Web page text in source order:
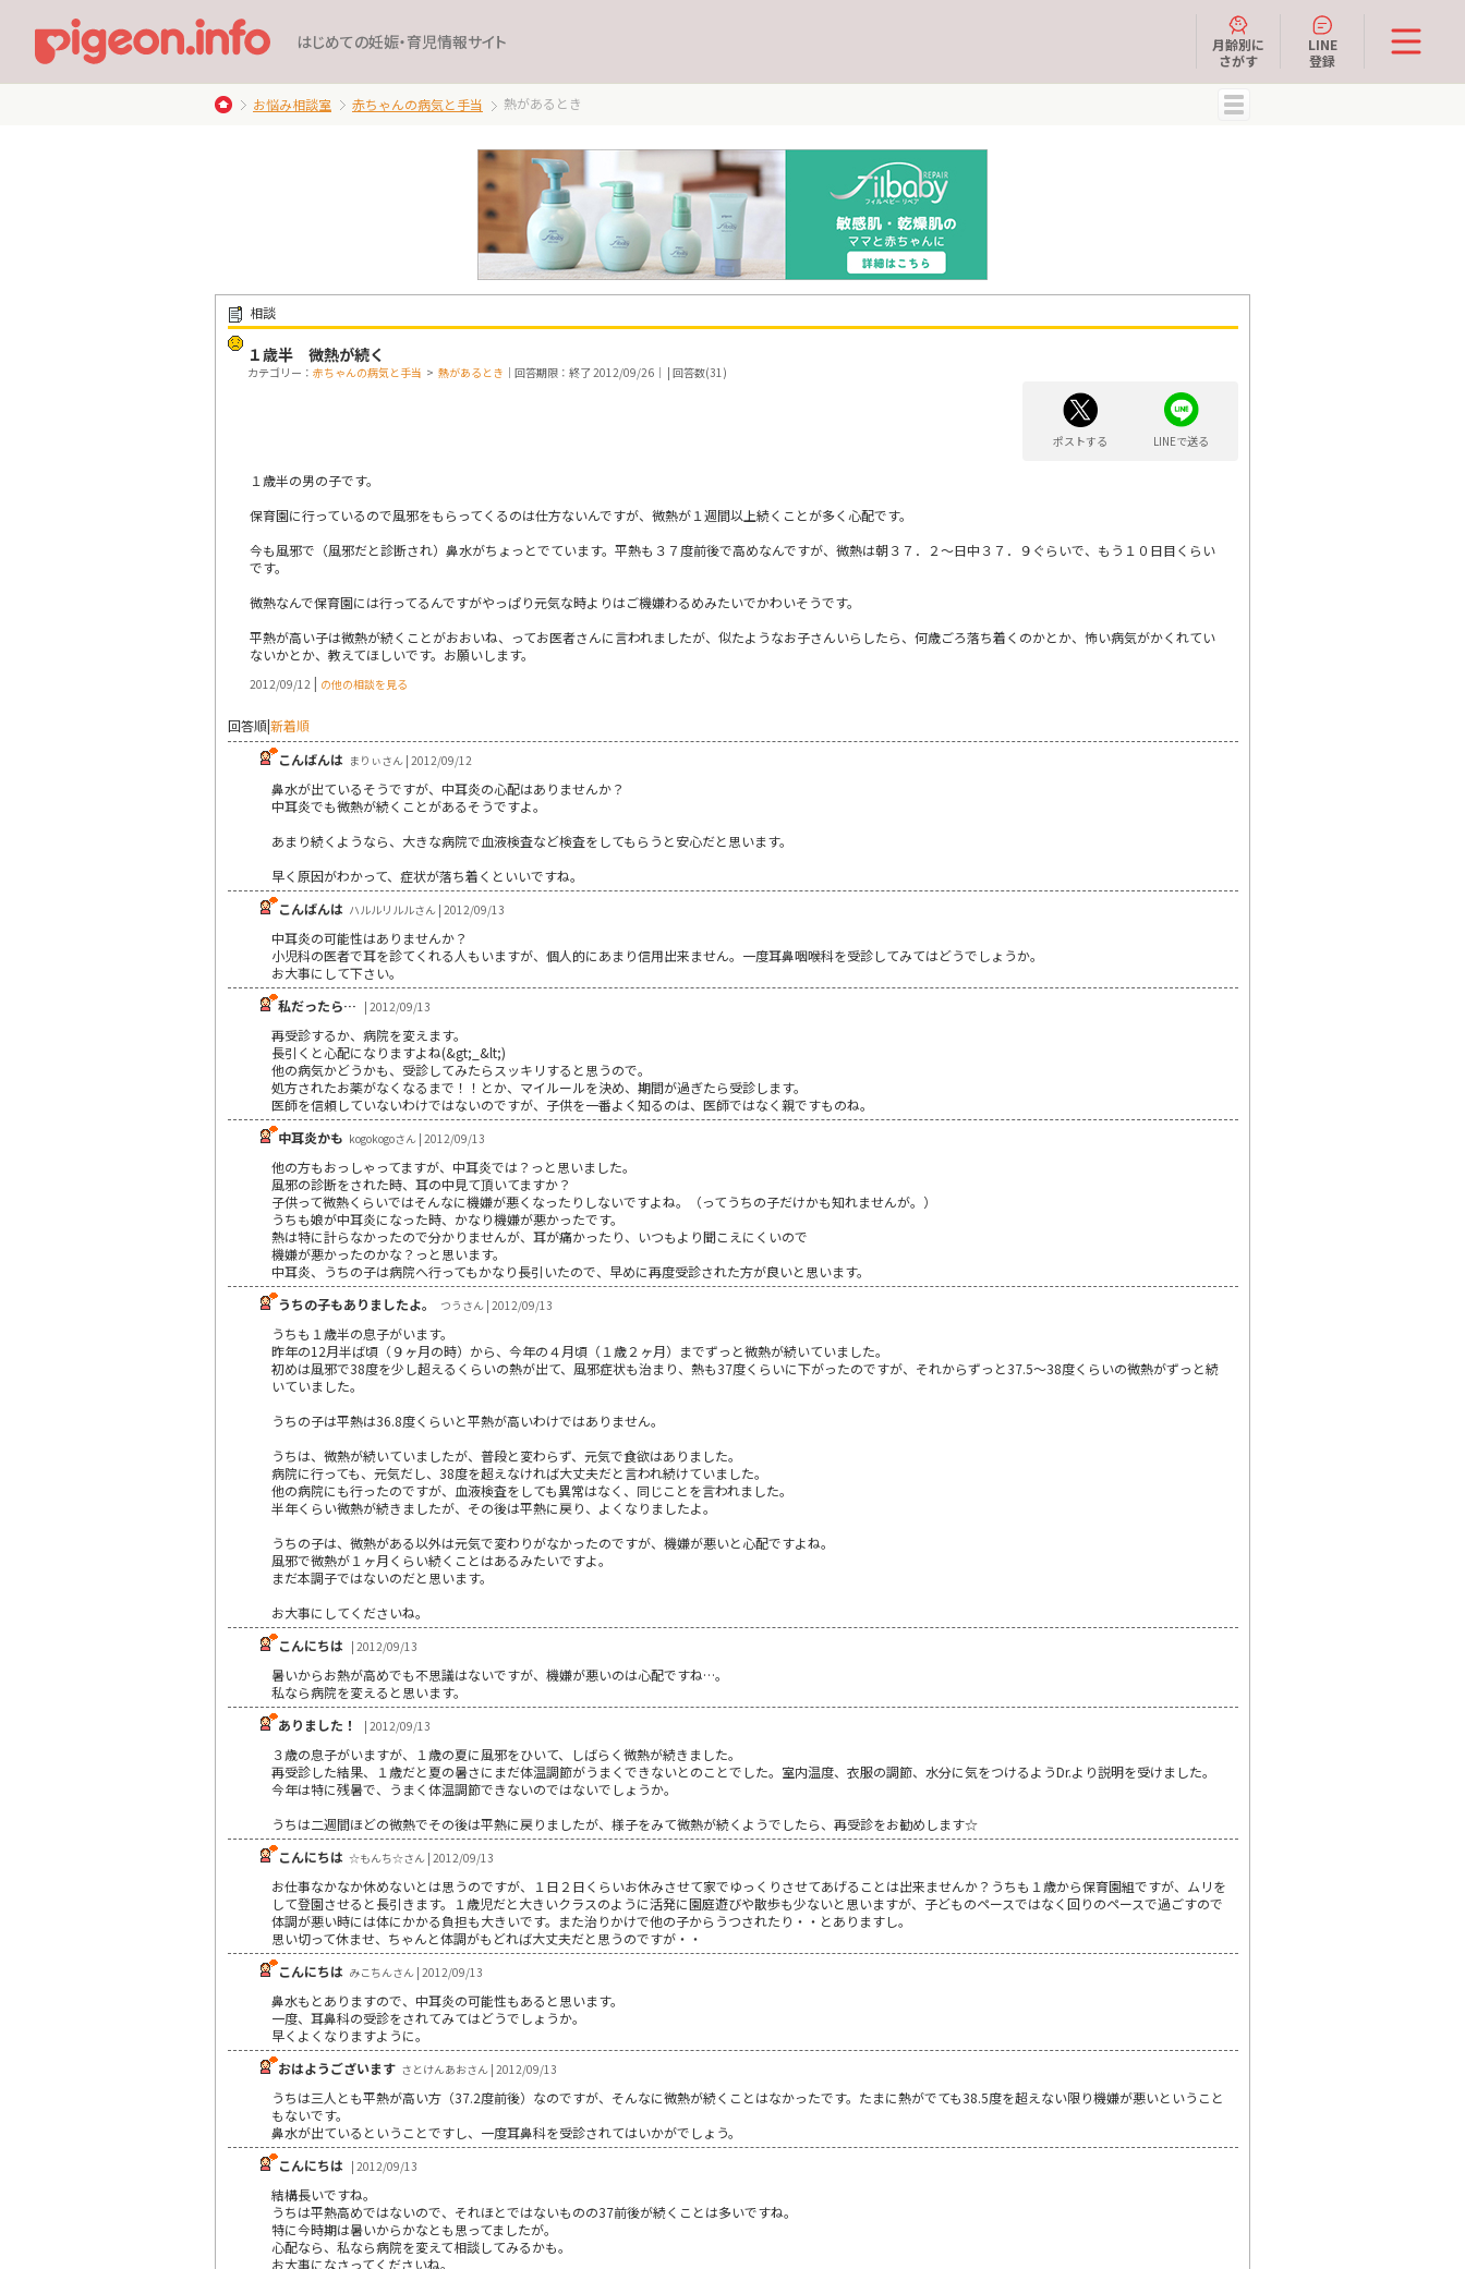
はじめての妊娠・育児情報サイト
月齢別に
さがす
LINE
登録
お悩み相談室 赤ちゃんの病気と手当 熱があるとき
相談
１歳半 微熱が続く
カテゴリー： 赤ちゃんの病気と手当 > 熱があるとき ｜回答期限：終了 2012/09/26｜ | 回答数(31)
ポストする LINEで送る
１歳半の男の子です。
保育園に行っているので風邪をもらってくるのは仕方ないんですが、微熱が１週間以上続くことが多く心配です。
今も風邪で（風邪だと診断され）鼻水がちょっとでています。平熱も３７度前後で高めなんですが、微熱は朝３７．２～日中３７．９ぐらいで、もう１０日目くらい
です。
微熱なんで保育園には行ってるんですがやっぱり元気な時よりはご機嫌わるめみたいでかわいそうです。
平熱が高い子は微熱が続くことがおおいね、ってお医者さんに言われましたが、似たようなお子さんいらしたら、何歳ごろ落ち着くのかとか、怖い病気がかくれてい
ないかとか、教えてほしいです。お願いします。
2012/09/12 | の他の相談を見る
回答順|新着順
こんばんは まりぃさん | 2012/09/12
鼻水が出ているそうですが、中耳炎の心配はありませんか？
中耳炎でも微熱が続くことがあるそうですよ。
あまり続くようなら、大きな病院で血液検査など検査をしてもらうと安心だと思います。
早く原因がわかって、症状が落ち着くといいですね。
こんばんは ハルルリルルさん | 2012/09/13
中耳炎の可能性はありませんか？
小児科の医者で耳を診てくれる人もいますが、個人的にあまり信用出来ません。一度耳鼻咽喉科を受診してみてはどうでしょうか。
お大事にして下さい。
私だったら… | 2012/09/13
再受診するか、病院を変えます。
長引くと心配になりますよね(&gt;_&lt;)
他の病気かどうかも、受診してみたらスッキリすると思うので。
処方されたお薬がなくなるまで！！とか、マイルールを決め、期間が過ぎたら受診します。
医師を信頼していないわけではないのですが、子供を一番よく知るのは、医師ではなく親ですものね。
中耳炎かも kogokogoさん | 2012/09/13
他の方もおっしゃってますが、中耳炎では？っと思いました。
風邪の診断をされた時、耳の中見て頂いてますか？
子供って微熱くらいではそんなに機嫌が悪くなったりしないですよね。（ってうちの子だけかも知れませんが。）
うちも娘が中耳炎になった時、かなり機嫌が悪かったです。
熱は特に計らなかったので分かりませんが、耳が痛かったり、いつもより聞こえにくいので
機嫌が悪かったのかな？っと思います。
中耳炎、うちの子は病院へ行ってもかなり長引いたので、早めに再度受診された方が良いと思います。
うちの子もありましたよ。
つうさん | 2012/09/13
うちも１歳半の息子がいます。
昨年の12月半ば頃（９ヶ月の時）から、今年の４月頃（１歳２ヶ月）までずっと微熱が続いていました。
初めは風邪で38度を少し超えるくらいの熱が出て、風邪症状も治まり、熱も37度くらいに下がったのですが、それからずっと37.5～38度くらいの微熱がずっと続
いていました。
うちの子は平熱は36.8度くらいと平熱が高いわけではありません。
うちは、微熱が続いていましたが、普段と変わらず、元気で食欲はありました。
病院に行っても、元気だし、38度を超えなければ大丈夫だと言われ続けていました。
他の病院にも行ったのですが、血液検査をしても異常はなく、同じことを言われました。
半年くらい微熱が続きましたが、その後は平熱に戻り、よくなりましたよ。
うちの子は、微熱がある以外は元気で変わりがなかったのですが、機嫌が悪いと心配ですよね。
風邪で微熱が１ヶ月くらい続くことはあるみたいですよ。
まだ本調子ではないのだと思います。
お大事にしてくださいね。
こんにちは | 2012/09/13
暑いからお熱が高めでも不思議はないですが、機嫌が悪いのは心配ですね…。
私なら病院を変えると思います。
ありました！
| 2012/09/13
３歳の息子がいますが、１歳の夏に風邪をひいて、しばらく微熱が続きました。
再受診した結果、１歳だと夏の暑さにまだ体温調節がうまくできないとのことでした。室内温度、衣服の調節、水分に気をつけるようDr.より説明を受けました。
今年は特に残暑で、うまく体温調節できないのではないでしょうか。
うちは二週間ほどの微熱でその後は平熱に戻りましたが、様子をみて微熱が続くようでしたら、再受診をお勧めします☆
こんにちは ☆もんち☆さん | 2012/09/13
お仕事なかなか休めないとは思うのですが、１日２日くらいお休みさせて家でゆっくりさせてあげることは出来ませんか？うちも１歳から保育園組ですが、ムリを
して登園させると長引きます。１歳児だと大きいクラスのように活発に園庭遊びや散歩も少ないと思いますが、子どものペースではなく回りのペースで過ごすので
体調が悪い時には体にかかる負担も大きいです。また治りかけで他の子からうつされたり・・とありますし。
思い切って休ませ、ちゃんと体調がもどれば大丈夫だと思うのですが・・
こんにちは みこちんさん | 2012/09/13
鼻水もとありますので、中耳炎の可能性もあると思います。
一度、耳鼻科の受診をされてみてはどうでしょうか。
早くよくなりますように。
おはようございます さとけんあおさん | 2012/09/13
うちは三人とも平熱が高い方（37.2度前後）なのですが、そんなに微熱が続くことはなかったです。たまに熱がでても38.5度を超えない限り機嫌が悪いということ
もないです。
鼻水が出ているということですし、一度耳鼻科を受診されてはいかがでしょう。
こんにちは | 2012/09/13
結構長いですね。
うちは平熱高めではないので、それほとではないものの37前後が続くことは多いですね。
特に今時期は暑いからかなとも思ってましたが。
心配なら、私なら病院を変えて相談してみるかも。
お大事になさってくださいね。